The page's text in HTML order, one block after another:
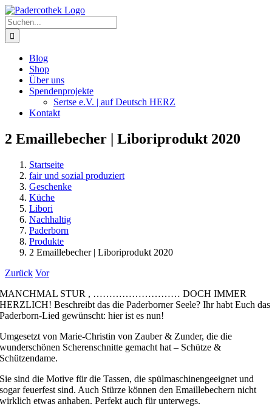
Zum
Inhalt
springen
Suche
nach:
Blog
Shop
Über uns
Spendenprojekte
Sertse e.V. | auf Deutsch HERZ
Kontakt
2 Emaillebecher | Liboriprodukt 2020
Startseite
fair und sozial produziert
Geschenke
Küche
Libori
Nachhaltig
Paderborn
Produkte
2 Emaillebecher | Liboriprodukt 2020
Zurück Vor
MANCHMAL STUR , ……………………… DOCH IMMER
HERZLICH! Beschreibt das die Paderborner Seele? Ihr habt Euch das
Paderborn-Lied gewünscht: hier ist es nun!
Umgesetzt von Marie-Christin von Zauber & Zunder, die die
wunderschönen Scherenschnitte gemacht hat – Schütze &
Schützendame.
Sie sind die Motive für die Tassen, die spülmaschinengeeignet und
sogar feuerfest sind. Auch Stürze können den Emaillebechern nicht
wirklich etwas anhaben. Perfekt auch für unterwegs.